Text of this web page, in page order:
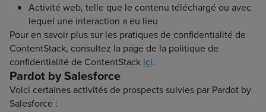
Activité web, telle que le contenu téléchargé ou avec
lequel une interaction a eu lieu
Pour en savoir plus sur les pratiques de confidentialité de
ContentStack, consultez la page de la politique de
confidentialité de ContentStack ici.
Pardot by Salesforce
Voici certaines activités de prospects suivies par Pardot by
Salesforce :